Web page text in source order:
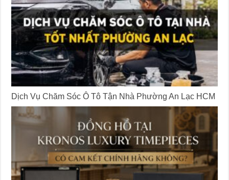
Dịch Vụ Chăm Sóc Ô Tô Tận Nhà Phường An Lạc HCM